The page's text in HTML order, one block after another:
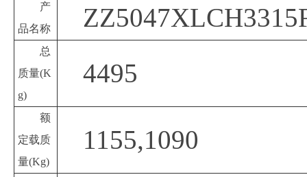
产
品名称
总
质量(K
g)
4495
额
定载质
量(Kg)
1155,1090